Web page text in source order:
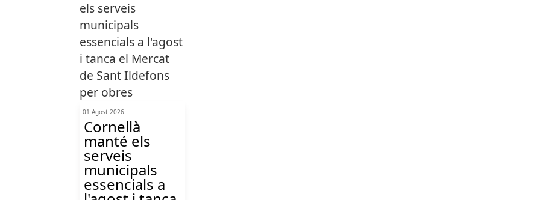
01 Agost 2026
Cornellà
manté els
serveis
municipals
essencials a